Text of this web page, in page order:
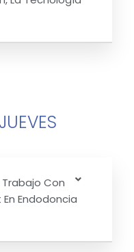
Con
Endodoncia